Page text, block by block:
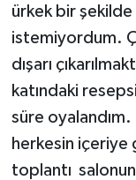
ürkek bir
istemiyordum.
dışarı
katındaki
süre oyalandım.
herkesin
toplantı